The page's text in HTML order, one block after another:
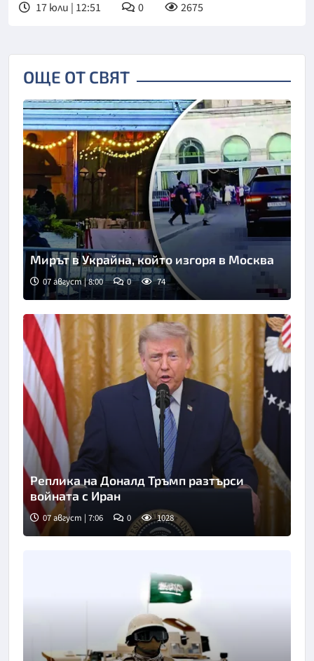
17 юли | 12:51 0 2675
ОЩЕ ОТ СВЯТ
Мирът в Украйна, който изгоря в Москва
07 август | 8:00 0 74
Снимка: Асошиейтед прес
Реплика на Доналд Тръмп разтърси
войната с Иран
07 август | 7:06 0 1028